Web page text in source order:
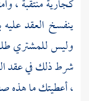
كجارية منتقبة ،
ينفسخ العقد
وليس للمشتري
شرط ذلك في عقد
، أعطيتك ما هذه